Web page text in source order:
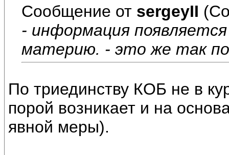
Сообщение от sergeyII
- информация
материю. - это же так
По триединству КОБ не в
порой возникает и на
явной меры).